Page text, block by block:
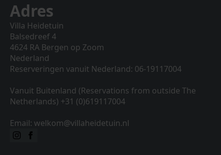
Adres
Villa Heidetuin
Balsedreef 4
4624 RA Bergen op Zoom
Nederland
Reserveringen vanuit Nederland: 06-19117004
Vanuit Buitenland (Reservations from outside The
Netherlands) +31 (0)619117004
Email: welkom@villaheidetuin.nl